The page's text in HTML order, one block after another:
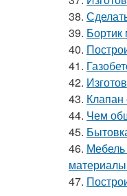
38.
39. Бортик
40.
41.
42.
43. Клапан
44. Чем
45.
46.
47.